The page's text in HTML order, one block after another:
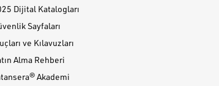
Dijital Katalogları
Sayfaları
ve Kılavuzları
Alma Rehberi
Akademi